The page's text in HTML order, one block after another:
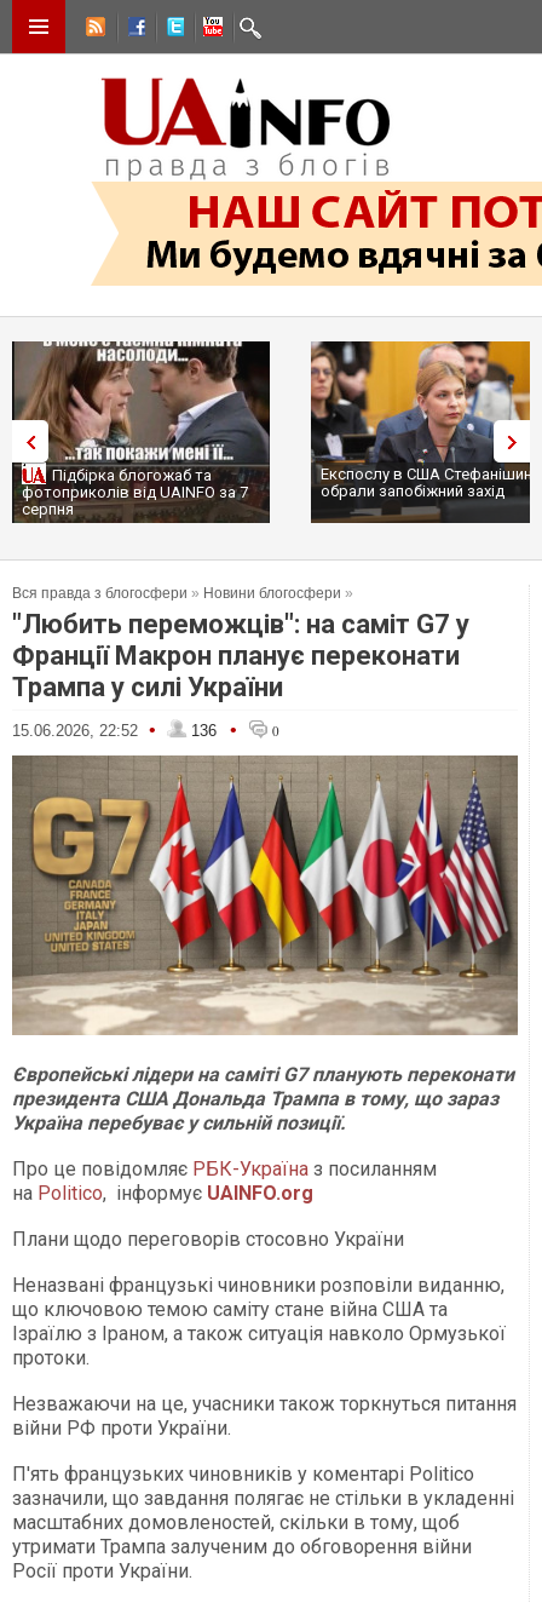
Підбірка блогожаб та
фотоприколів від UAINFO за 7
серпня
Експослу в США
обрали запобіжний захід
Вся правда з блогосфери » Новини блогосфери »
"Любить переможців": на саміт G7 у
Франції Макрон планує переконати
Трампа у силі України
15.06.2026, 22:52 • 136 • 0
Європейські лідери на саміті G7 планують переконати
президента США Дональда Трампа в тому, що зараз
Україна перебуває у сильній позиції.
Про це повідомляє РБК-Україна з посиланням
на Politico, інформує UAINFO.org
Плани щодо переговорів стосовно України
Неназвані французькі чиновники розповіли виданню,
що ключовою темою саміту стане війна США та
Ізраїлю з Іраном, а також ситуація навколо Ормузької
протоки.
Незважаючи на це, учасники також торкнуться питання
війни РФ проти України.
П'ять французьких чиновників у коментарі Politico
зазначили, що завдання полягає не стільки в укладенні
масштабних домовленостей, скільки в тому, щоб
утримати Трампа залученим до обговорення війни
Росії проти України.